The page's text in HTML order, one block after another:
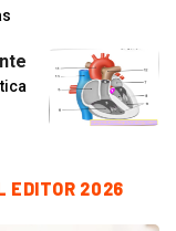
EDITOR 2026